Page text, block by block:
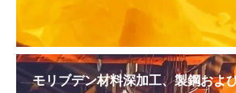
モリブデン材料深加工、製鋼およ